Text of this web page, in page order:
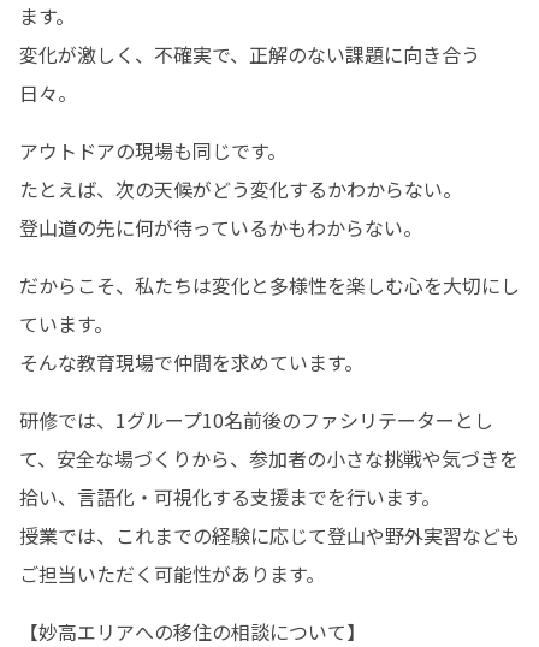
ます。
変化が激しく、不確実で、正解のない課題に向き合う
日々。
アウトドアの現場も同じです。
たとえば、次の天候がどう変化するかわからない。
登山道の先に何が待っているかもわからない。
だからこそ、私たちは変化と多様性を楽しむ心を大切にし
ています。
そんな教育現場で仲間を求めています。
研修では、1グループ10名前後のファシリテーターとし
て、安全な場づくりから、参加者の小さな挑戦や気づきを
拾い、言語化・可視化する支援までを行います。
授業では、これまでの経験に応じて登山や野外実習なども
ご担当いただく可能性があります。
【妙高エリアへの移住の相談について】